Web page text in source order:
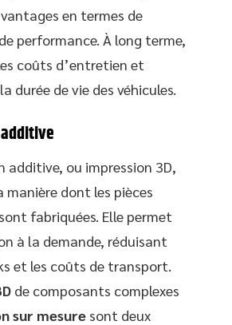
en termes de
performance. À long terme,
coûts d’entretien et
durée de vie des véhicules.
additive, ou impression 3D,
dont les pièces
fabriquées. Elle permet
à la demande, réduisant
et les coûts de transport.
de composants complexes
sur mesure sont deux